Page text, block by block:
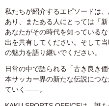
私たちが紹介するエピソードは
あり、またある人にとっては「
あなたがその時代を知っている
出を共有してください。そして
の魅力を語り継いでください。
日常の中で語られる「古き良き
本サッカー界の新たな伝説につ
ていく――。